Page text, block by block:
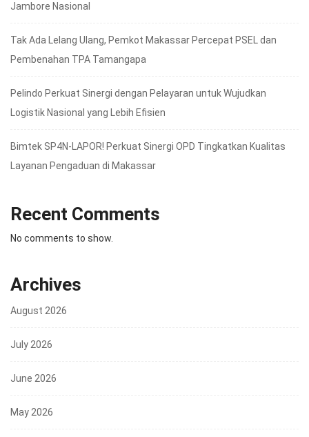
Jambore Nasional
Tak Ada Lelang Ulang, Pemkot Makassar Percepat PSEL dan
Pembenahan TPA Tamangapa
Pelindo Perkuat Sinergi dengan Pelayaran untuk Wujudkan
Logistik Nasional yang Lebih Efisien
Bimtek SP4N-LAPOR! Perkuat Sinergi OPD Tingkatkan Kualitas
Layanan Pengaduan di Makassar
Recent Comments
No comments to show.
Archives
August 2026
July 2026
June 2026
May 2026